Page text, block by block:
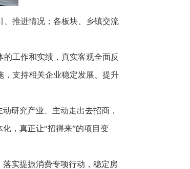
、推进情况；各板块、乡镇交流
工作和实绩，真实客观全面反
，支持相关企业稳定发展、提升
研究产业、主动走出去招商，
，真正让“招得来”的项目变
实提振消费专项行动，稳定房